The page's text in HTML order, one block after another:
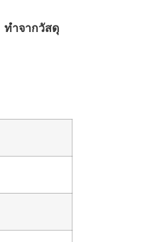
ทำจากวัสดุ